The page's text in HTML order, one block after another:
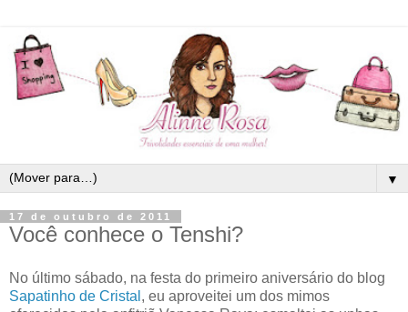
▼
17 de outubro de 2011
Você conhece o Tenshi?
No último sábado, na festa do primeiro aniversário do blog
Sapatinho de Cristal , eu aproveitei um dos mimos